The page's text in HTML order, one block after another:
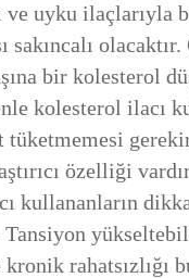
ve uyku ilaçlarıyla
sakıncalı
bir kolesterol
kolesterol ilacı
özelliği
kullananların
Tansiyon
kronik rahatsızlığı